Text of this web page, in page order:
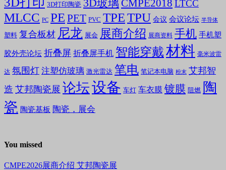
3D打印陶瓷 3D玻璃 CMPE2018 LTCC
MLCC PC PE PET PVC TPETPU 会议 会议论坛 半导体
塑料 复合板材 尼龙 展会 展商介绍 展商资料 手机 手机塑
胶外壳论坛 折叠屏 折叠屏手机 智能穿戴材料 毫米波雷
达 氛围灯 注塑仿玻璃 激光雷达 笔电 笔记本电脑 粉末 艾邦智
造 艾邦陶瓷展 论坛设备 车灯 车衣膜 镀膜 阻燃 陶
瓷 陶瓷基板 陶瓷，展会
You missed
CMPE2026展商介绍 艾邦陶瓷展